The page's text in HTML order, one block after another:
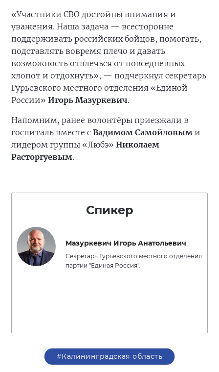
«Участники СВО достойны внимания и
уважения. Наша задача — всесторонне
поддерживать российских бойцов, помогать,
подставлять вовремя плечо и давать
возможность отвлечься от повседневных
хлопот и отдохнуть», — подчеркнул секретарь
Гурьевского местного отделения «Единой
России» Игорь Мазуркевич.
Напомним, ранее волонтёры приезжали в
госпиталь вместе с Вадимом Самойловым и
лидером группы «Любэ» Николаем
Расторгуевым.
Спикер
Мазуркевич Игорь Анатольевич
Секретарь Гурьевского местного отделения
партии "Единая Россия".
#Калининградская область